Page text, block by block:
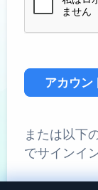
アカウン
または以下
でサインイ